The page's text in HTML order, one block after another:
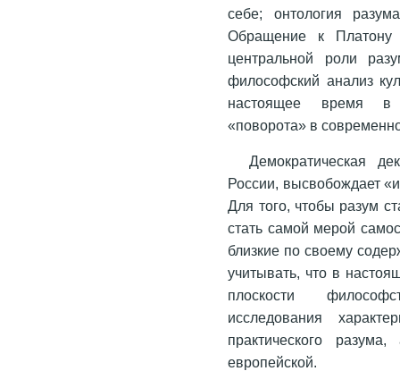
себе; онтология
Обращение к Платону
центральной роли
философский анализ
настоящее время в
«поворота» в
Демократическая
России, высвобождает
Для того, чтобы разум
стать самой мерой
близкие по своему
учитывать, что в
плоскости
исследования
практического
европейской.